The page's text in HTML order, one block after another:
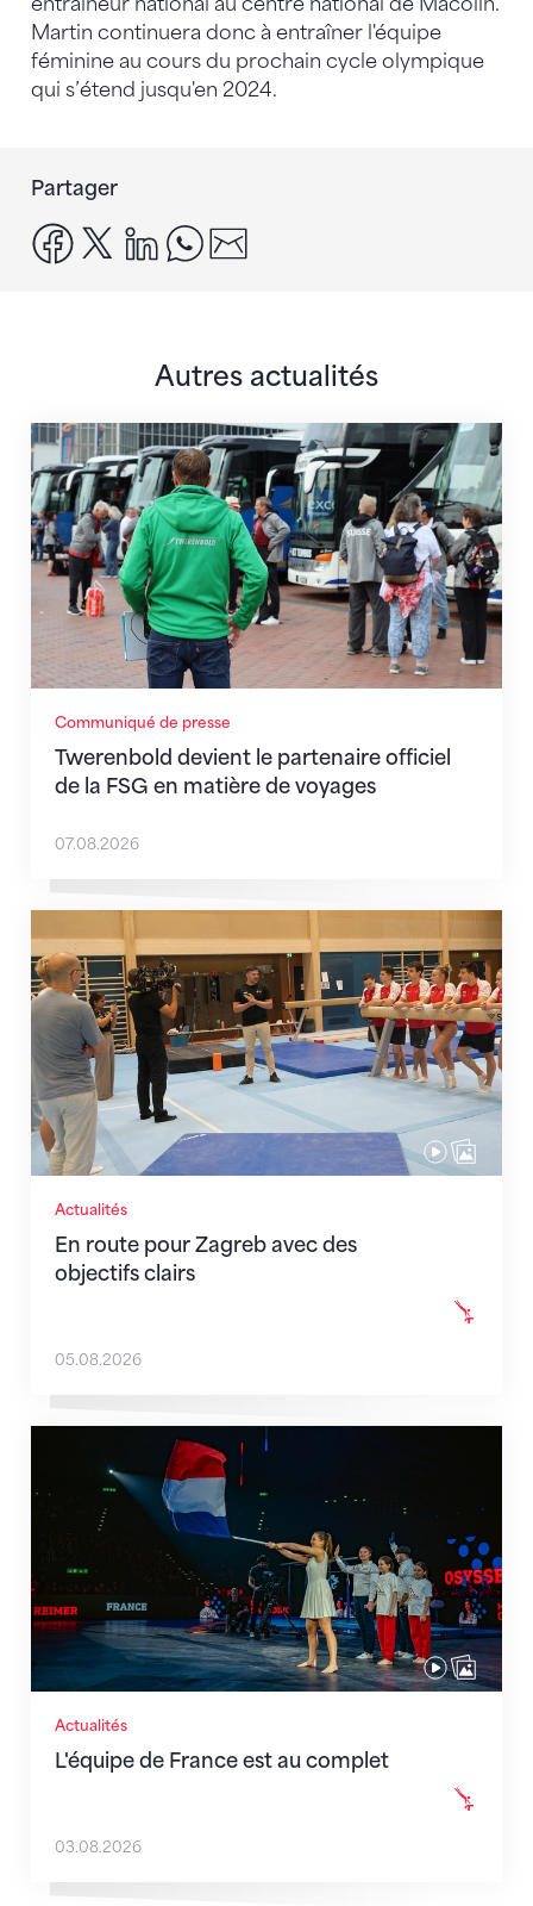
Martin continuera donc à entraîner l'équipe
féminine au cours du prochain cycle olympique
qui s’étend jusqu'en 2024.
Partager
facebook
x linkedinwhatsapp
Autres actualités
Communiqué de presse
Twerenbold devient le partenaire officiel
de la FSG en matière de voyages
Twerenbold devient le partenaire officiel de la FSG
07.08.2026
Actualités
En route pour Zagreb avec des
objectifs clairs
En route pour Zagreb avec des objectifs clairs
05.08.2026
Actualités
L'équipe de France est au complet
L'équipe de France est au complet
03.08.2026